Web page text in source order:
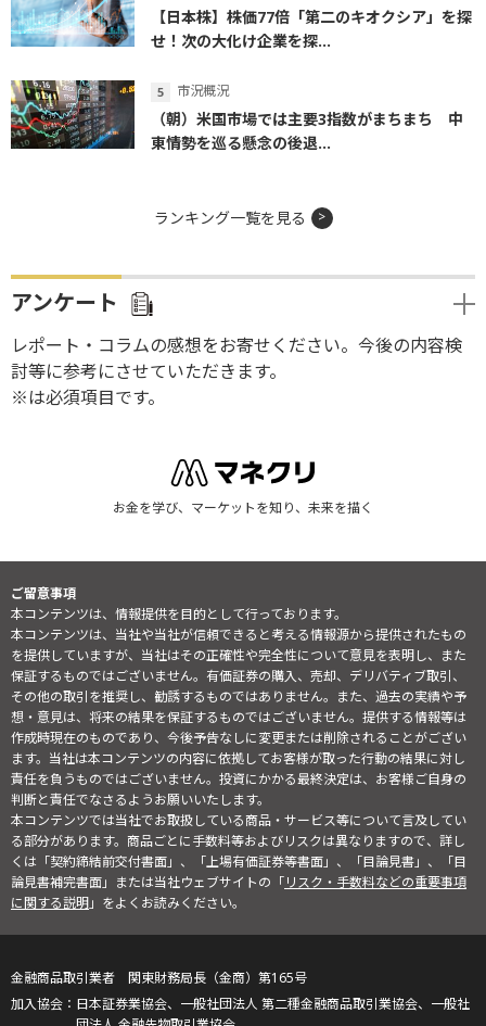
【日本株】株価77倍「第二のキオクシア」を探
せ！次の大化け企業を探...
市況概況
（朝）米国市場では主要3指数がまちまち 中
東情勢を巡る懸念の後退...
ランキング一覧を見る
アンケート
レポート・コラムの感想をお寄せください。今後の内容検
討等に参考にさせていただきます。
※は必須項目です。
お金を学び、マーケットを知り、未来を描く
ご留意事項
本コンテンツは、情報提供を目的として行っております。
本コンテンツは、当社や当社が信頼できると考える情報源から提供されたもの
を提供していますが、当社はその正確性や完全性について意見を表明し、また
保証するものではございません。有価証券の購入、売却、デリバティブ取引、
その他の取引を推奨し、勧誘するものではありません。また、過去の実績や予
想・意見は、将来の結果を保証するものではございません。提供する情報等は
作成時現在のものであり、今後予告なしに変更または削除されることがござい
ます。当社は本コンテンツの内容に依拠してお客様が取った行動の結果に対し
責任を負うものではございません。投資にかかる最終決定は、お客様ご自身の
判断と責任でなさるようお願いいたします。
本コンテンツでは当社でお取扱している商品・サービス等について言及してい
る部分があります。商品ごとに手数料等およびリスクは異なりますので、詳し
くは「契約締結前交付書面」、「上場有価証券等書面」、「目論見書」、「目
論見書補完書面」または当社ウェブサイトの「リスク・手数料などの重要事項
に関する説明」をよくお読みください。
金融商品取引業者 関東財務局長（金商）第165号
日本証券業協会、一般社団法人 第二種金融商品取引業協会、一般社